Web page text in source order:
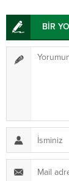
BİR